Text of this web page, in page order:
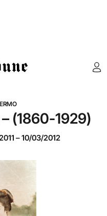
(1860-1929)
–10/03/2012